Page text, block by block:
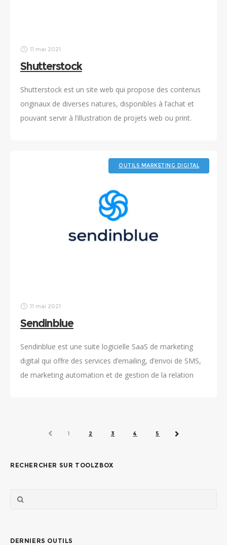
11 mai 2021
Shutterstock
Shutterstock est un site web qui propose des contenus
originaux de diverses natures, disponibles à l’achat et
pouvant servir à l’illustration de projets web ou print.
OUTILS MARKETING DIGITAL
11 mai 2021
Sendinblue
Sendinblue est une suite logicielle SaaS de marketing
digital qui offre des services d’emailing, d’envoi de SMS,
de marketing automation et de gestion de la relation
PRÉC.1 2 3 4 5 SUIVANT
RECHERCHER SUR TOOLZBOX
DERNIERS OUTILS